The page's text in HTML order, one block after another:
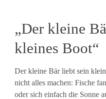
„Der kleine
kleines Boot“
Der kleine Bär liebt sein
nicht alles machen: Fische
oder sich einfach die Sonne